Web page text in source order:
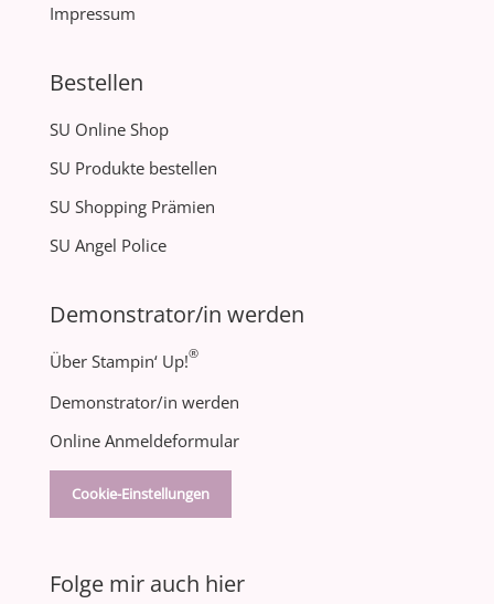
Impressum
Bestellen
SU Online Shop
SU Produkte bestellen
SU Shopping Prämien
SU Angel Police
Demonstrator/in werden
Über Stampin‘ Up!®
Demonstrator/in werden
Online Anmeldeformular
Cookie-Einstellungen
Folge mir auch hier